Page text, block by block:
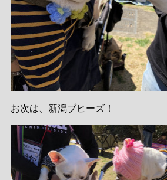
お次は、新潟ブヒーズ！